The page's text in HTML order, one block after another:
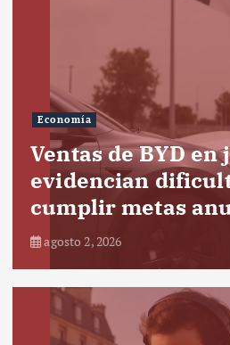
Economía
Ventas de BYD en
evidencian
cumplir metas
agosto 2, 2026